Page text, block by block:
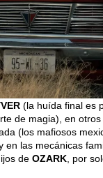
(la huída final es
de magia), en otros
(los mafiosos
las mecánicas
de OZARK , por